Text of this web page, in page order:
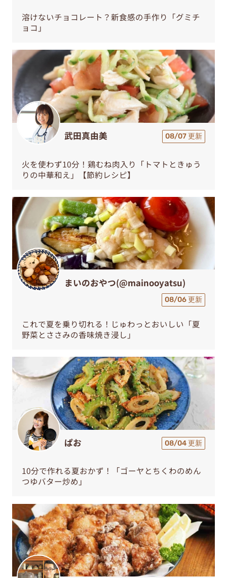
溶けないチョコレート？新食感の手作り「グミチ
ョコ」
武田真由美 08/07 更新
火を使わず10分！鶏むね肉入り「トマトときゅう
りの中華和え」【節約レシピ】
まいのおやつ(@mainooyatsu)
08/06 更新
これで夏を乗り切れる！じゅわっとおいしい「夏
野菜とささみの香味焼き浸し」
ぱお 08/04 更新
10分で作れる夏おかず！「ゴーヤとちくわのめん
つゆバター炒め」